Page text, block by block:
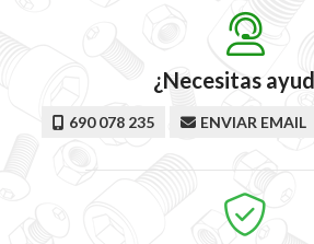
¿Necesitas
690 078 235 ENVIAR EMAIL